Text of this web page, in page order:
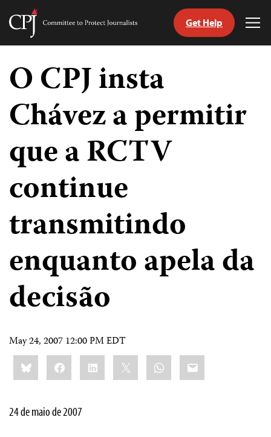
Skip
content
Committee
Journalists
Get Help
O CPJ insta
Chávez a permitir
que a RCTV
continue
transmitindo
enquanto apela da
decisão
May 24, 2007 12:00 PM EDT
Share
this:BlueskyFacebookLinkedIn WhatsApp
Email
24 de maio de 2007